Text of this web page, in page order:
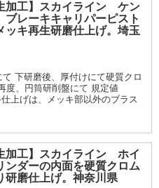
加工】スカイライン ケン
レーキキャリパーピスト
ッキ再生研磨仕上げ。埼玉
下研磨後、厚付けにて硬質クロ
度、円筒研削盤にて 規定値
上げは、メッキ部以外のブラス
加工】スカイライン ホイ
ンダーの内面を硬質クロム
研磨仕上げ。神奈川県